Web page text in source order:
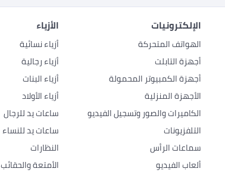
الإلكترونيات
الهواتف المتحركة
أجهزة التابلت
أجهزة الكمبيوتر المحمولة
الأجهزة المنزلية
الكاميرات والصور وتسجيل الفيديو
التلفزيونات
سماعات الرأس
ألعاب الفيديو
الأزياء
أزياء نسائية
أزياء رجالية
أزياء البنات
أزياء الأولاد
ساعات يد للرجال
ساعات يد للنساء
النظارات
الأمتعة والحقائب